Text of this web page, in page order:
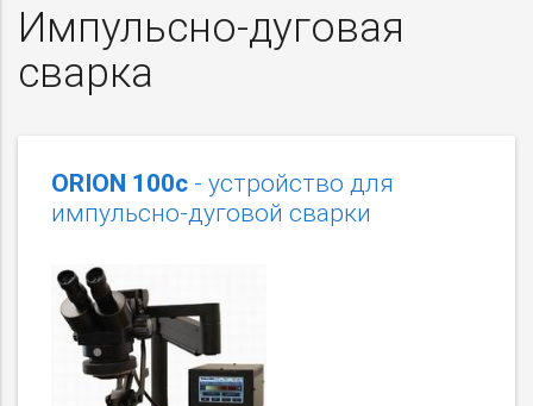
Импульсно-дуговая
сварка
ORION 100с - устройство для
импульсно-дуговой сварки